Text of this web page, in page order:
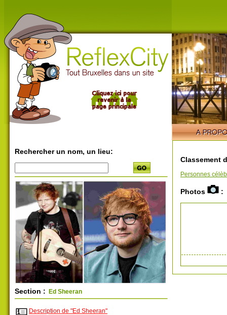
Rechercher un nom, un lieu:
Section : Ed Sheeran
Description de "Ed Sheeran"
Classement
Personnes
Photos :